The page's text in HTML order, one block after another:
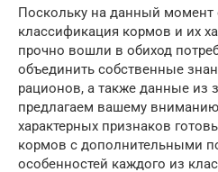
Поскольку на данный момент
классификация кормов и их
прочно вошли в обиход
объединить собственные
рационов, а также данные из
предлагаем вашему
характерных признаков
кормов с дополнительными
особенностей каждого из